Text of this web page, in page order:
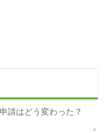
請はどう変わった？